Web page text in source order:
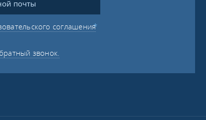
соглашения
звонок.